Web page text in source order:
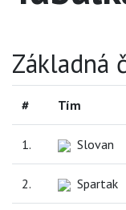
Základná
# Tím
1. Slovan
2. Spartak